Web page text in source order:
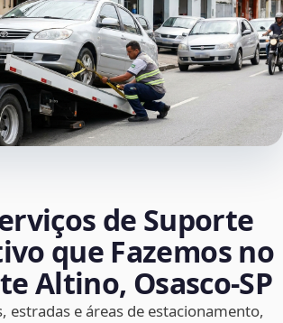
de Suporte
que Fazemos no
Altino, Osasco‑SP
estradas e áreas de estacionamento,